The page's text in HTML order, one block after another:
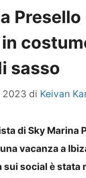
sasso
2023 di Keivan
di Sky Marina
vacanza a
sui social è stata